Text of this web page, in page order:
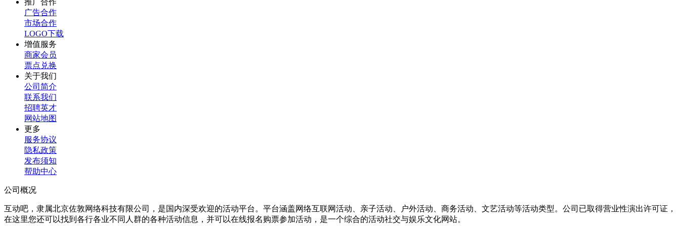
推广合作
广告合作
市场合作
LOGO下载
增值服务
商家会员
票点兑换
关于我们
公司简介
联系我们
招聘英才
网站地图
更多
服务协议
隐私政策
发布须知
帮助中心
公司概况
互动吧，隶属北京佐敦网络科技有限公司，是国内深受欢迎的活动平台。平台涵盖网络互联网活动、亲子活动、户外活动、商务活动、文艺活动等活动类型。公司已取得营业性演出许可证，
在这里您还可以找到各行各业不同人群的各种活动信息，并可以在线报名购票参加活动，是一个综合的活动社交与娱乐文化网站。